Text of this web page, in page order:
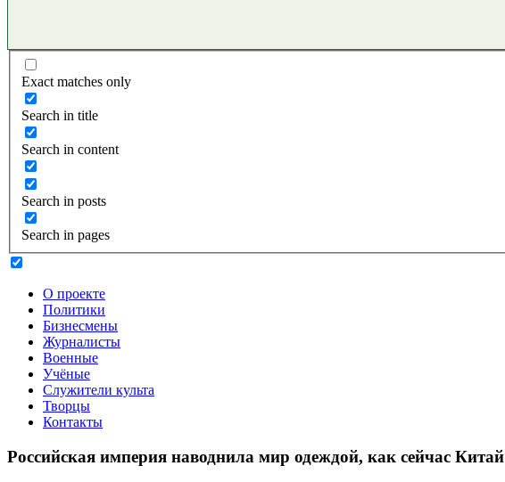
Exact matches only
Search in title
Search in content
Search in posts
Search in pages
О проекте
Политики
Бизнесмены
Журналисты
Военные
Учёные
Служители культа
Творцы
Контакты
Российская империя наводнила мир одеждой, как сейчас Китай